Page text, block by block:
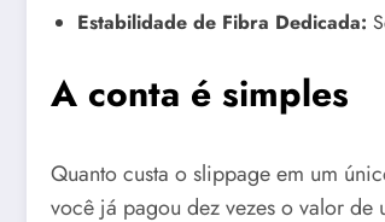
Estabilidade de Fibra Dedicada:
A conta é simples
Quanto custa o slippage em um
você já pagou dez vezes o valor de